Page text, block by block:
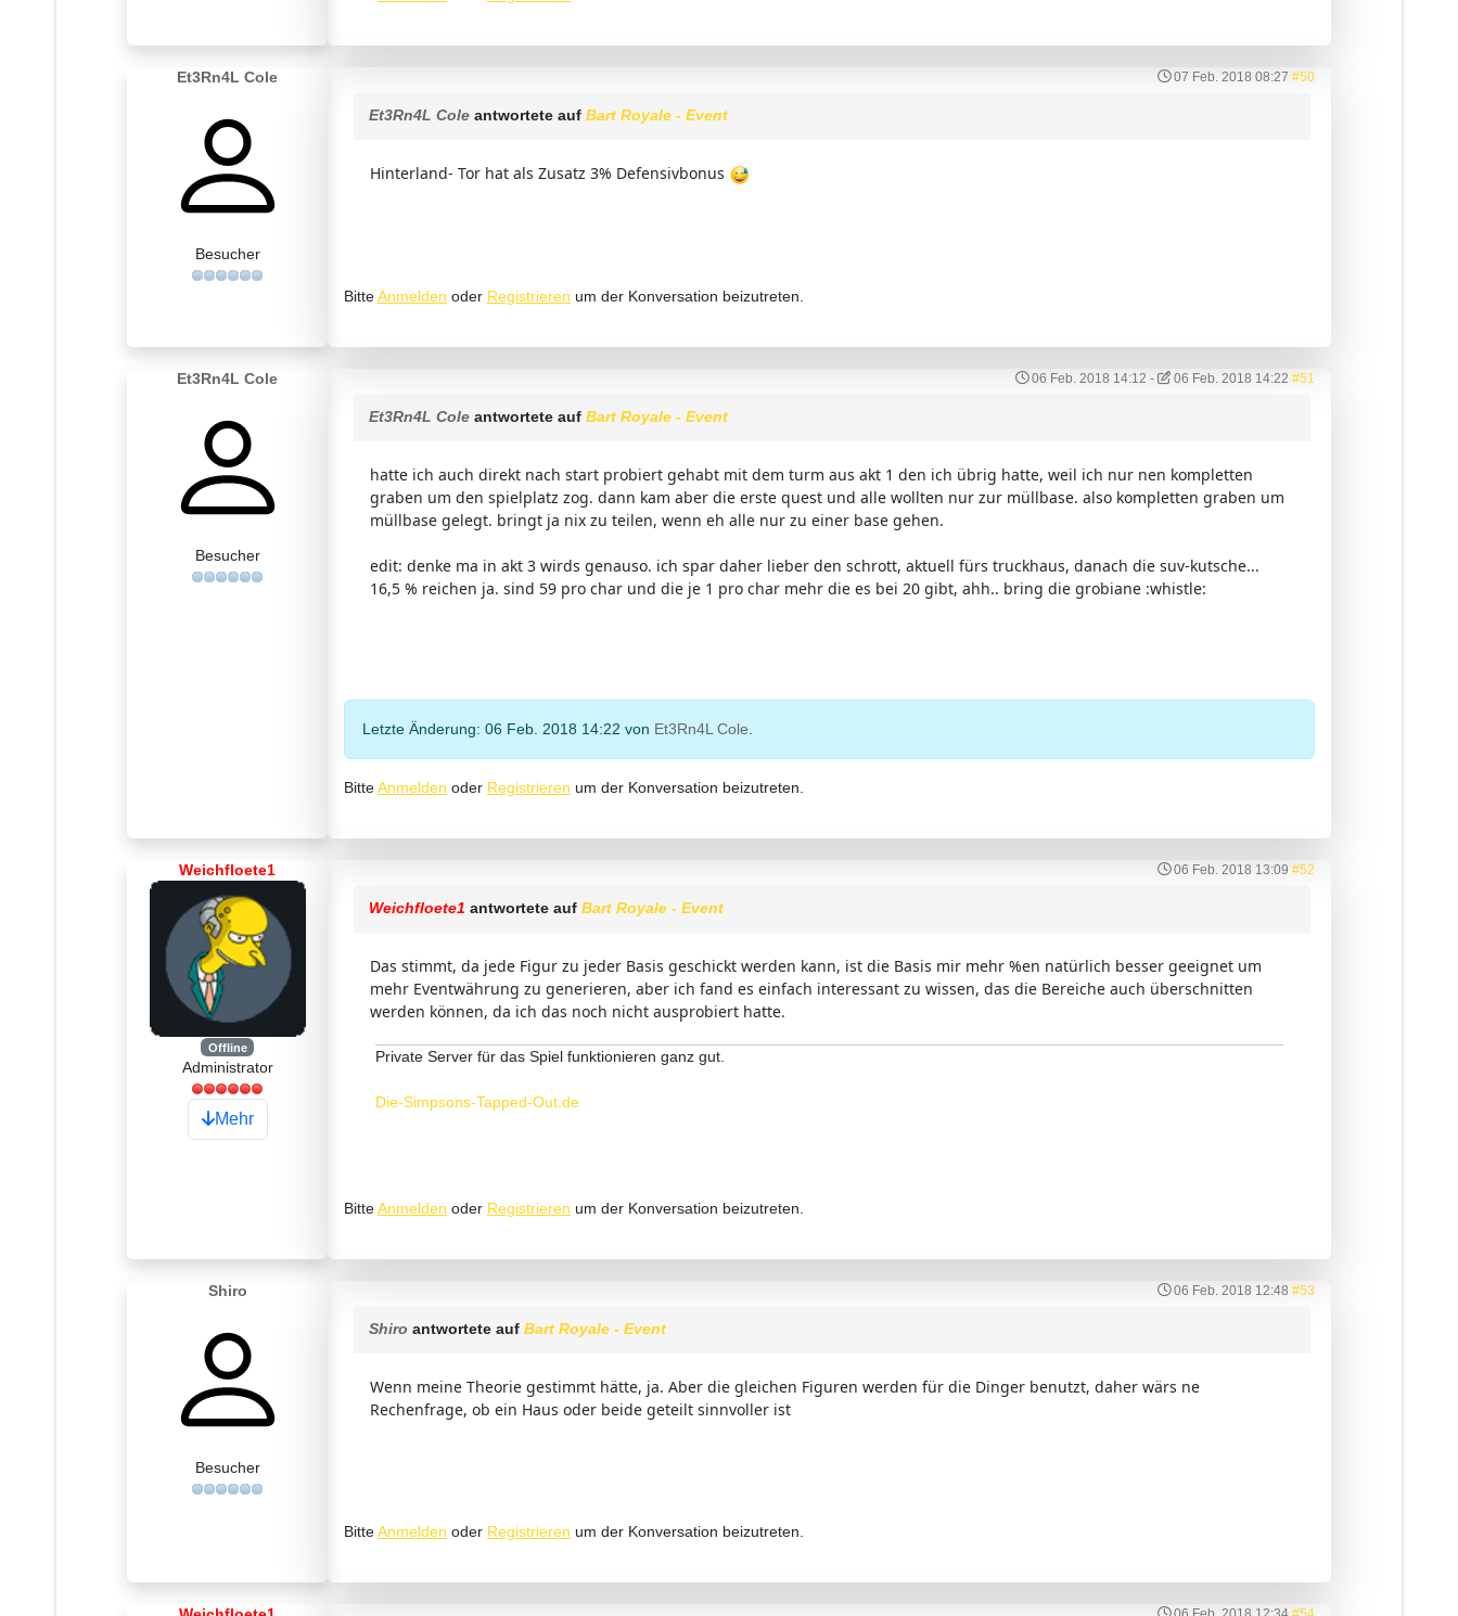
Et3Rn4L Cole
Besucher
07 Feb. 2018 08:27 #50
Et3Rn4L Cole antwortete auf Bart Royale - Event
Hinterland- Tor hat als Zusatz 3% Defensivbonus
BitteAnmelden oder Registrieren um der Konversation beizutreten.
Et3Rn4L Cole
Besucher
06 Feb. 2018 14:12 - 06 Feb. 2018 14:22 #51
Et3Rn4L Cole antwortete auf Bart Royale - Event
hatte ich auch direkt nach start probiert gehabt mit dem turm aus akt 1 den ich übrig hatte, weil ich nur nen kompletten
graben um den spielplatz zog. dann kam aber die erste quest und alle wollten nur zur müllbase. also kompletten graben um
müllbase gelegt. bringt ja nix zu teilen, wenn eh alle nur zu einer base gehen.
edit: denke ma in akt 3 wirds genauso. ich spar daher lieber den schrott, aktuell fürs truckhaus, danach die suv-kutsche...
16,5 % reichen ja. sind 59 pro char und die je 1 pro char mehr die es bei 20 gibt, ahh.. bring die grobiane :whistle:
Letzte Änderung: 06 Feb. 2018 14:22 von Et3Rn4L Cole
BitteAnmelden oder Registrieren um der Konversation beizutreten.
Weichfloete1
Offline
Administrator
Mehr
06 Feb. 2018 13:09 #52
Weichfloete1 antwortete auf Bart Royale - Event
Das stimmt, da jede Figur zu jeder Basis geschickt werden kann, ist die Basis mir mehr %en natürlich besser geeignet um
mehr Eventwährung zu generieren, aber ich fand es einfach interessant zu wissen, das die Bereiche auch überschnitten
werden können, da ich das noch nicht ausprobiert hatte.
Private Server für das Spiel funktionieren ganz gut.
Die-Simpsons-Tapped-Out.de
BitteAnmelden oder Registrieren um der Konversation beizutreten.
Shiro
Besucher
06 Feb. 2018 12:48 #53
Shiro antwortete auf Bart Royale - Event
Wenn meine Theorie gestimmt hätte, ja. Aber die gleichen Figuren werden für die Dinger benutzt, daher wärs ne
Rechenfrage, ob ein Haus oder beide geteilt sinnvoller ist
BitteAnmelden oder Registrieren um der Konversation beizutreten.